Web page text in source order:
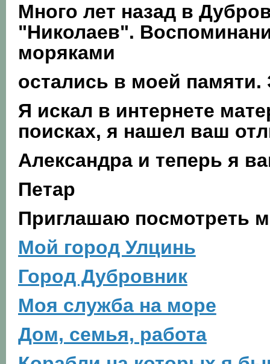
Много лет назад в
"Николаев".
моряками
остались в моей памяти.
Я искал в интернете
поисках, я нашел ваш
Александра и теперь я
Петар
Приглашаю посмотреть
Мой город Улцинь
Город Дубровник
Моя служба на море
Дом, семья, работа